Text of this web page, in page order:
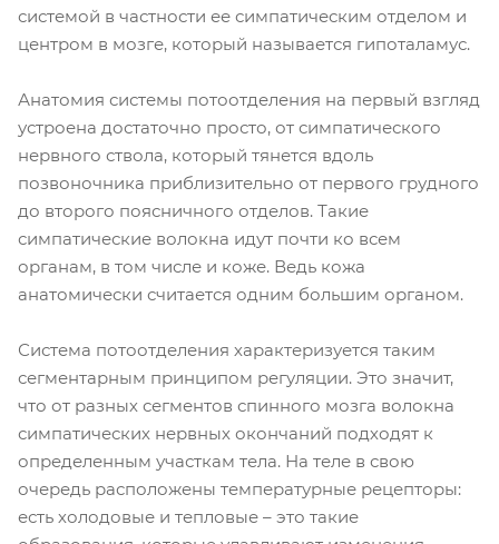
системой в частности ее симпатическим отделом и
центром в мозге, который называется гипоталамус.
Анатомия системы потоотделения на первый взгляд
устроена достаточно просто, от симпатического
нервного ствола, который тянется вдоль
позвоночника приблизительно от первого грудного
до второго поясничного отделов. Такие
симпатические волокна идут почти ко всем
органам, в том числе и коже. Ведь кожа
анатомически считается одним большим органом.
Система потоотделения характеризуется таким
сегментарным принципом регуляции. Это значит,
что от разных сегментов спинного мозга волокна
симпатических нервных окончаний подходят к
определенным участкам тела. На теле в свою
очередь расположены температурные рецепторы:
есть холодовые и тепловые – это такие